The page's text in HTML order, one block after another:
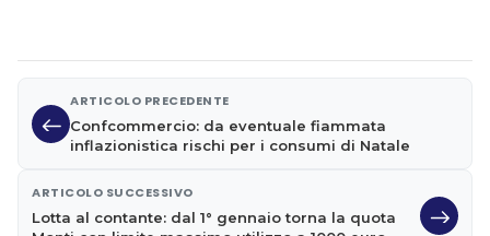
ARTICOLO PRECEDENTE
Confcommercio: da eventuale fiammata
inflazionistica rischi per i consumi di Natale
ARTICOLO SUCCESSIVO
Lotta al contante: dal 1° gennaio torna la quota